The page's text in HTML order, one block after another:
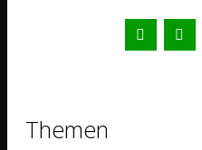
Themen